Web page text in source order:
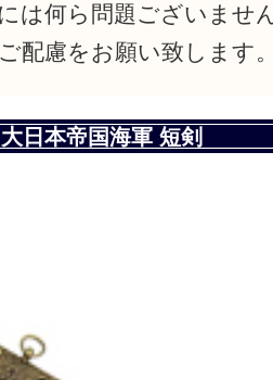
は何ら問題ございませ
配慮をお願い致します
大日本帝国海軍 短剣